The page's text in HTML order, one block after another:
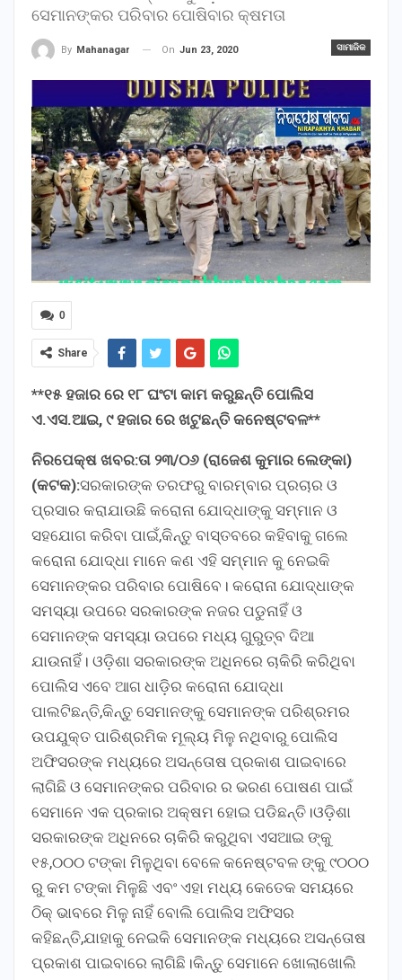
ସେମାନଙ୍କର ପରିବାର ପୋଷିବାର କ୍ଷମତା
ସାମାଜିକ
By Mahanagar On Jun 23, 2020
0
Share
**୧୫ ହଜାର ରେ ୧୮ ଘଂଟା କାମ କରୁଛନ୍ତି ପୋଲିସ
ଏ.ଏସ.ଆଇ, ୯ ହଜାର ରେ ଖଟୁଛନ୍ତି କନେଷ୍ଟବଳ**
ନିରପେକ୍ଷ ଖବର:ତା ୨୩/୦୬ (ରାଜେଶ କୁମାର ଲେଙ୍କା)
(କଟକ):ସରକାରଙ୍କ ତରଫରୁ ବାରମ୍ବାର ପ୍ରଚାର ଓ
ପ୍ରସାର କରାଯାଉଛି କରୋନା ଯୋଦ୍ଧାଙ୍କୁ ସମ୍ମାନ ଓ
ସହଯୋଗ କରିବା ପାଇଁ,କିନ୍ତୁ ବାସ୍ତବରେ କହିବାକୁ ଗଲେ
କରୋନା ଯୋଦ୍ଧା ମାନେ କଣ ଏହି ସମ୍ମାନ କୁ ନେଇକି
ସେମାନଙ୍କର ପରିବାର ପୋଷିବେ। କରୋନା ଯୋଦ୍ଧାଙ୍କ
ସମସ୍ୟା ଉପରେ ସରକାରଙ୍କ ନଜର ପଡୁନାହିଁ ଓ
ସେମାନଙ୍କ ସମସ୍ୟା ଉପରେ ମଧ୍ୟ ଗୁରୁତ୍ବ ଦିଆ
ଯାଉନାହିଁ। ଓଡ଼ିଶା ସରକାରଙ୍କ ଅଧିନରେ ଚାକିରି କରିଥିବା
ପୋଲିସ ଏବେ ଆଗ ଧାଡ଼ିର କରୋନା ଯୋଦ୍ଧା
ପାଲଟିଛନ୍ତି,କିନ୍ତୁ ସେମାନଙ୍କୁ ସେମାନଙ୍କ ପରିଶ୍ରମର
ଉପଯୁକ୍ତ ପାରିଶ୍ରମିକ ମୂଲ୍ୟ ମିଳୁ ନଥିବାରୁ ପୋଲିସ
ଅଫିସରଙ୍କ ମଧ୍ୟରେ ଅସନ୍ତୋଷ ପ୍ରକାଶ ପାଇବାରେ
ଲାଗିଛି ଓ ସେମାନଙ୍କର ପରିବାର ର ଭରଣ ପୋଷଣ ପାଇଁ
ସେମାନେ ଏକ ପ୍ରକାର ଅକ୍ଷମ ହୋଇ ପଡିଛନ୍ତି।ଓଡ଼ିଶା
ସରକାରଙ୍କ ଅଧିନରେ ଚାକିରି କରୁଥିବା ଏସଆଇ ଙ୍କୁ
୧୫,୦୦୦ ଟଙ୍କା ମିଳୁଥିବା ବେଳେ କନେଷ୍ଟବଳ ଙ୍କୁ ୯୦୦୦
ରୁ କମ ଟଙ୍କା ମିଳୁଛି ଏବଂ ଏହା ମଧ୍ୟ କେତେକ ସମୟରେ
ଠିକ୍ ଭାବରେ ମିଳୁ ନାହିଁ ବୋଲି ପୋଲିସ ଅଫିସର
କହିଛନ୍ତି,ଯାହାକୁ ନେଇକି ସେମାନଙ୍କ ମଧ୍ୟରେ ଅସନ୍ତୋଷ
ପ୍ରକାଶ ପାଇବାରେ ଲାଗିଛି।କିନ୍ତୁ ସେମାନେ ଖୋଲାଖୋଲି